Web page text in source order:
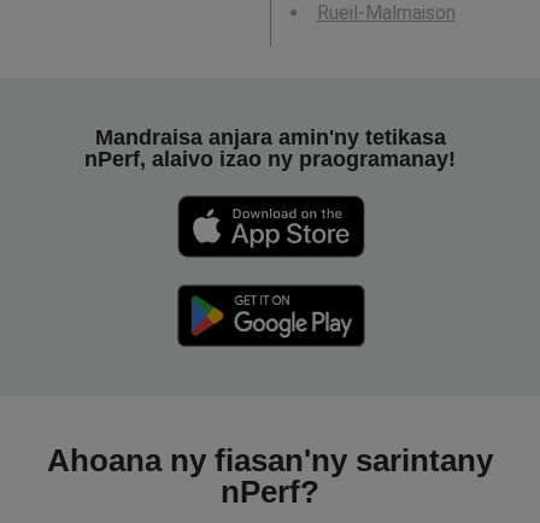
Rueil-Malmaison
Mandraisa anjara amin'ny tetikasa
nPerf, alaivo izao ny praogramanay!
Ahoana ny fiasan'ny sarintany
nPerf?